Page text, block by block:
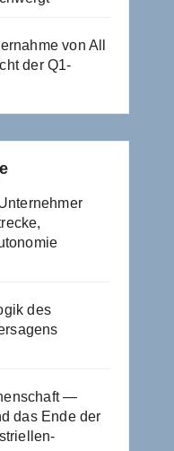
von All
der Q1-
des
—
das Ende der